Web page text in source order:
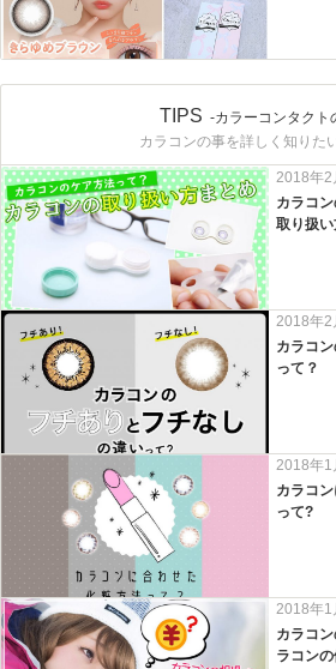
TIPS -カラーコンタクト
カラコンの事を詳しく知りた
2018年2
カラコ
取り扱い
2018年2
カラコ
って？
2018年1
カラコ
って?
2018年1
カラコ
ラコンの